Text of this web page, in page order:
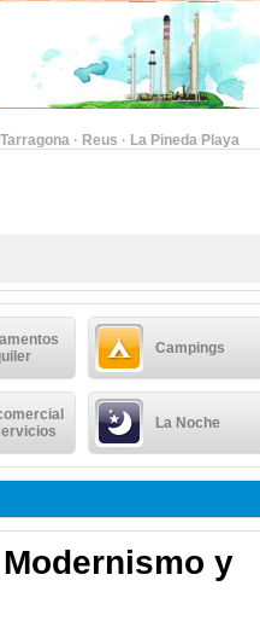
Tarragona · Reus · La Pineda Playa
Campings
La Noche
y